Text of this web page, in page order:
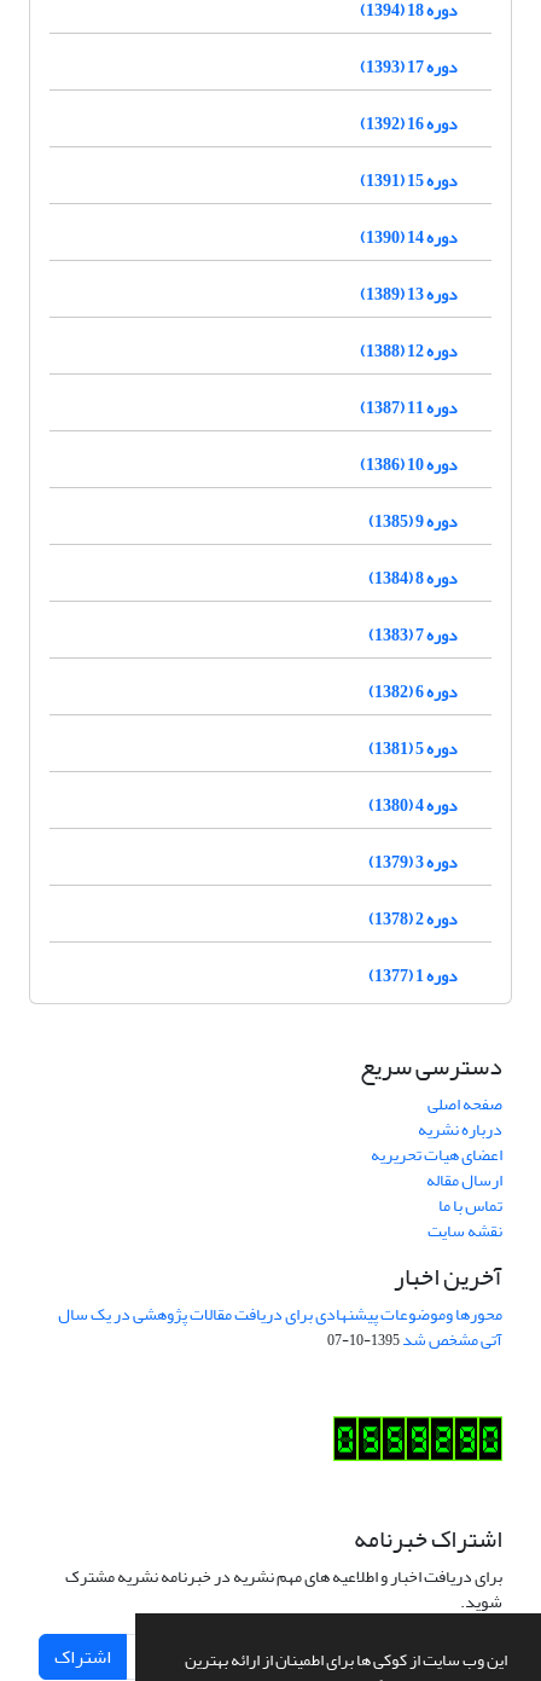
این وب سایت از کوکی ها برای اطمینان از ارائه بهترین
دوره 18 (1394)
دوره 17 (1393)
دوره 16 (1392)
دوره 15 (1391)
دوره 14 (1390)
دوره 13 (1389)
دوره 12 (1388)
دوره 11 (1387)
دوره 10 (1386)
دوره 9 (1385)
دوره 8 (1384)
دوره 7 (1383)
دوره 6 (1382)
دوره 5 (1381)
دوره 4 (1380)
دوره 3 (1379)
دوره 2 (1378)
دوره 1 (1377)
دسترسی سریع
صفحه اصلی
درباره نشریه
اعضای هیات تحریریه
ارسال مقاله
تماس با ما
نقشه سایت
آخرین اخبار
محورها وموضوعات پیشنهادی برای دریافت مقالات پژوهشی در یک سال
آتی مشخص شد1395-10-07
اشتراک خبرنامه
برای دریافت اخبار و اطلاعیه های مهم نشریه در خبرنامه نشریه مشترک
شوید.
اشتراک